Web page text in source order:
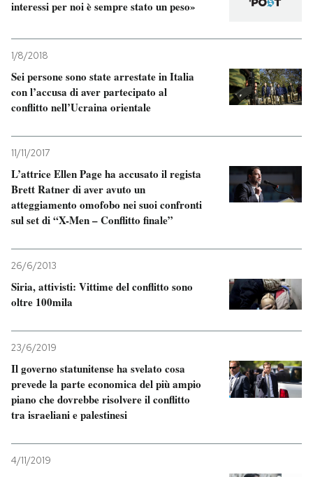
interessi per noi è sempre stato un peso»
1/8/2018
Sei persone sono state arrestate in Italia
con l’accusa di aver partecipato al
conflitto nell’Ucraina orientale
11/11/2017
L’attrice Ellen Page ha accusato il regista
Brett Ratner di aver avuto un
atteggiamento omofobo nei suoi confronti
sul set di “X-Men – Conflitto finale”
26/6/2013
Siria, attivisti: Vittime del conflitto sono
oltre 100mila
23/6/2019
Il governo statunitense ha svelato cosa
prevede la parte economica del più ampio
piano che dovrebbe risolvere il conflitto
tra israeliani e palestinesi
4/11/2019